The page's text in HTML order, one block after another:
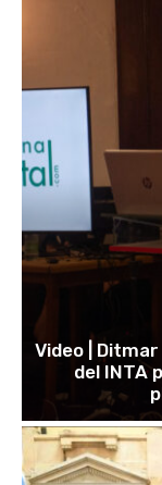
Video |
del INTA